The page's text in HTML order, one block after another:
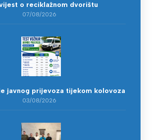
o reciklažnom dvorištu
07/08/2026
javnog prijevoza tijekom kolovoza
03/08/2026